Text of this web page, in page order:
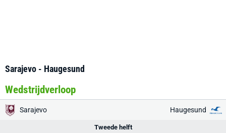
Sarajevo - Haugesund
Wedstrijdverloop
Sarajevo Haugesund
Tweede helft